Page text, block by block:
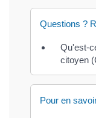
Questions ?
Qu'est-
citoyen
Pour en